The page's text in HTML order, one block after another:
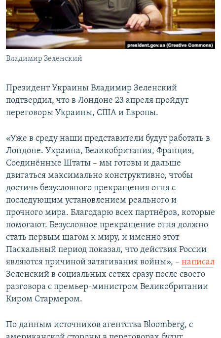
Владимир Зеленский
Президент Украины Владимир Зеленский
подтвердил, что в Лондоне 23 апреля пройдут
переговоры Украины, США и Европы.
«Уже в среду наши представители будут работать в
Лондоне. Украина, Великобритания, Франция,
Соединённые Штаты – мы готовы и дальше
двигаться максимально конструктивно, чтобы
достичь безусловного прекращения огня с
последующим установлением реального и
прочного мира. Благодарю всех партнёров, которые
помогают. Безусловное прекращение огня должно
стать первым шагом к миру, и именно этот
Пасхальный период показал, что действия России
являются причиной затягивания войны», – написал
Зеленский в социальных сетях сразу после своего
разговора с премьер-министром Великобритании
Киром Стармером.
По данным источников агентства Bloomberg, с